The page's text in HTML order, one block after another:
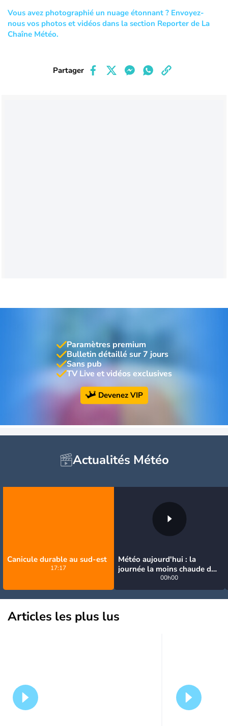
Vous avez photographié un nuage étonnant ? Envoyez-
nous vos photos et vidéos dans la section Reporter de La
Chaîne Météo.
Partager
Paramètres premium
Bulletin détaillé sur 7 jours
Sans pub
TV Live et vidéos exclusives
Devenez VIP
Actualités Météo
Canicule durable au sud-est
17:17
Météo aujourd'hui : la
journée la moins chaude de
la semaine, excepté près de
la Méditerranée
00h00
Articles les plus lus